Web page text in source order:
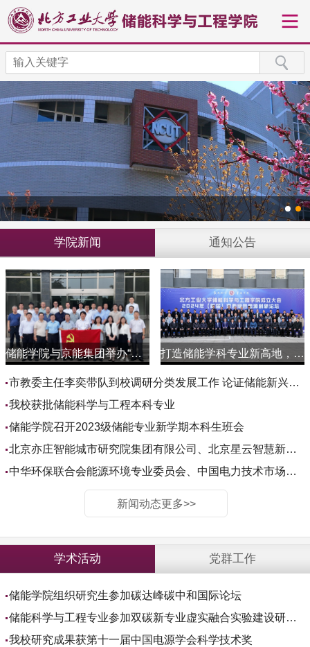
学院新闻 通知公告
储能学院与京能集团举办“党建+双碳”新型储能产业链联盟共建活动 打造储能学科专业新高地，助力首都绿色低碳转型发展——北方工业大学储能科学与工程学院成立大会暨2024年（首届）京西绿色能源创新论坛举行
市教委主任李奕带队到校调研分类发展工作 论证储能新兴交叉学科平台建设
我校获批储能科学与工程本科专业
储能学院召开2023级储能专业新学期本科生班会
北京亦庄智能城市研究院集团有限公司、北京星云智慧新能源科技有限公司、北京云顶信达信息技术有限公司领导一行来我院交流
中华环保联合会能源环境专业委员会、中国电力技术市场协会储能设备技术专业委员会秘书长郭云高一行来我院交流
新闻动态更多>>
学术活动 党群工作
储能学院组织研究生参加碳达峰碳中和国际论坛
储能科学与工程专业参加双碳新专业虚实融合实验建设研讨会
我校研究成果获第十一届中国电源学会科学技术奖